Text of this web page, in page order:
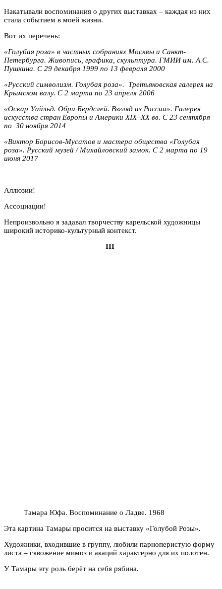
Накатывали воспоминания о других выставках – каждая из них
стала событием в моей жизни.
Вот их перечень:
«Голубая роза» в частных собраниях Москвы и Санкт-
Петербурга. Живопись, графика, скульптура. ГМИИ им. А.С.
Пушкина. С 29 декабря 1999 по 13 февраля 2000
«Русский символизм. Голубая роза». Третьяковская галерея на
Крымском валу. С 2 марта по 23 апреля 2006
«Оскар Уайльд. Обри Бердслей. Взгляд из России». Галерея
искусства стран Европы и Америки XIX–XX вв. С 23 сентября
по 30 ноября 2014
«Виктор Борисов-Мусатов и мастера общества «Голубая
роза». Русский музей / Михайловский замок. С 2 марта по 19
июня 2017
Аллюзии!
Ассоциации!
Непроизвольно я задавал творчеству карельской художницы
широкий историко-культурный контекст.
III
Тамара Юфа. Воспоминание о Ладве. 1968
Эта картина Тамары просится на выставку «Голубой Розы».
Художники, входившие в группу, любили парноперистую форму
листа – сквожение мимоз и акаций характерно для их полотен.
У Тамары эту роль берёт на себя рябина.